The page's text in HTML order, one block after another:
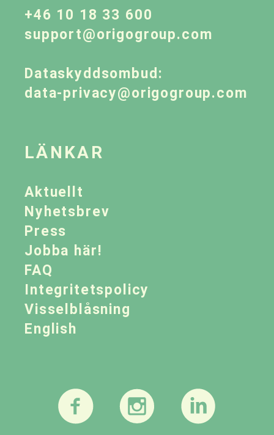
+46 10 18 33 600
support@origogroup.com
Dataskyddsombud:
data-privacy@origogroup.com
LÄNKAR
Aktuellt
Nyhetsbrev
Press
Jobba här!
FAQ
Integritetspolicy
Visselblåsning
English